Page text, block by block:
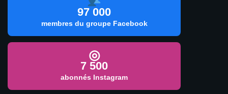
97 000
membres du groupe Facebook
◎
7 500
abonnés Instagram